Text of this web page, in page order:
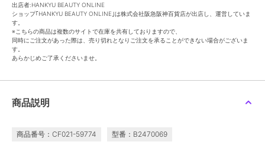
出店者:HANKYU BEAUTY ONLINE
ショップ｢HANKYU BEAUTY ONLINE｣は株式会社阪急阪神百貨店が出店し、運営していま
す。
※こちらの商品は複数のサイトで在庫を共有しておりますので、
同時にご注文があった際は、売り切れとなりご注文を承ることができない場合がございま
す。
あらかじめご了承くださいませ。
商品説明
商品番号：CF021-59774 型番：B2470069